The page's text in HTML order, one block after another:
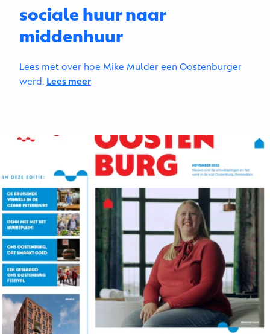
sociale huur naar
middenhuur
Lees met over hoe Mike Mulder een Oostenburger
werd. Lees meer